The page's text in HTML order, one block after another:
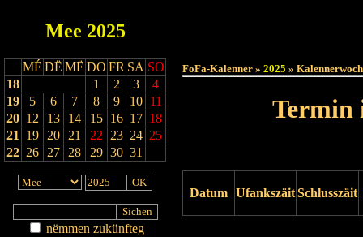
Mee 2025
MÉ DË MË DO FR SA SO
18
1 2 3
4
19
5 6 7 8 9 10
11
20 12 13 14 15 16 17 18
21
19 20 21 22 23 24 25
22 26 27 28 29 30 31
nëmmen zukünfteg
FoFa-Kalenner » 2025 »
Termin
Datum UfankszäitSchlusszäit